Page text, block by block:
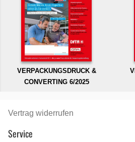
VERPACKUNGSDRUCK &
CONVERTING 6/2025
Vertrag widerrufen
Service